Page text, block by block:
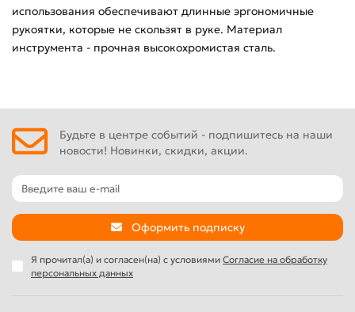
использования обеспечивают длинные эргономичные
рукоятки, которые не скользят в руке. Материал
инструмента - прочная высокохромистая сталь.
Будьте в центре событий - подпишитесь на наши
новости! Новинки, скидки, акции.
Оформить подписку
Я прочитал(а) и согласен(на) с условиями Согласие на обработку
персональных данных